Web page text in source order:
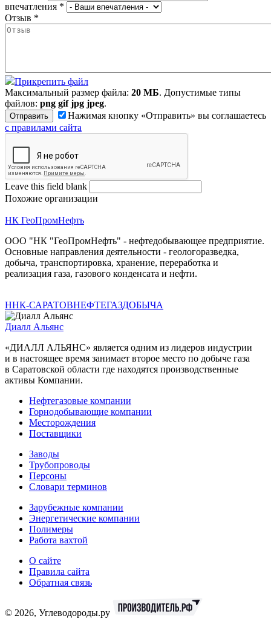
впечатления *
Отзыв *
Прикрепить файл
Максимальный размер файла: 20 МБ. Допустимые типы
файлов: png gif jpg jpeg.
Нажимая кнопку «Отправить» вы соглашаетесь
с правилами сайта
Leave this field blank
Похожие организации
НК ГеоПромНефть
ООО "НК "ГеоПромНефть" - нефтедобывающее предприятие.
Основные направления деятельности - геологоразведка,
добыча, транспортировка, хранение, переработка и
реализация газа, газового конденсата и нефти.
ННК-САРАТОВНЕФТЕГАЗДОБЫЧА
Диалл Альянс
«ДИАЛЛ АЛЬЯНС» является одним из лидеров индустрии
и в настоящее время занимает второе место по добыче газа
в Саратовской области где находятся производственные
активы Компании.
Нефтегазовые компании
Горнодобывающие компании
Месторождения
Поставщики
Заводы
Трубопроводы
Персоны
Словари терминов
Зарубежные компании
Энергетические компании
Полимеры
Работа вахтой
О сайте
Правила сайта
Обратная связь
© 2026, Углеводороды.ру